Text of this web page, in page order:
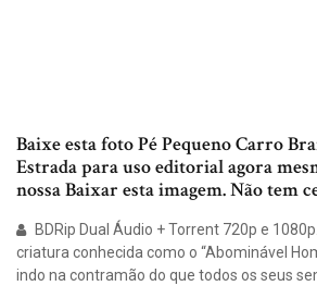
Baixe esta foto Pé Pequeno Carro
Estrada para uso editorial agora
nossa Baixar esta imagem. Não tem
BDRip Dual Áudio + Torrent 720p e
criatura conhecida como o “Abominável
indo na contramão do que todos os seus